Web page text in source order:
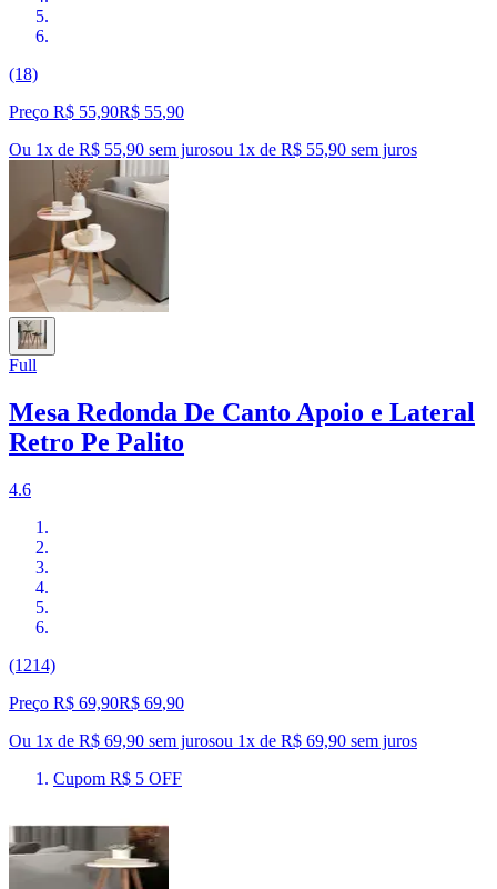
(18)
Preço R$ 55,90R$ 55,90
Ou 1x de R$ 55,90 sem jurosou 1x de R$ 55,90 sem juros
Full
Mesa Redonda De Canto Apoio e Lateral
Retro Pe Palito
4.6
(1214)
Preço R$ 69,90R$ 69,90
Ou 1x de R$ 69,90 sem jurosou 1x de R$ 69,90 sem juros
Cupom R$ 5 OFF